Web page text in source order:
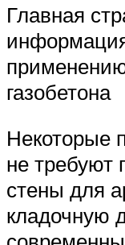
Главная
газобетона
Некоторые
не требуют
стены для
кладочную